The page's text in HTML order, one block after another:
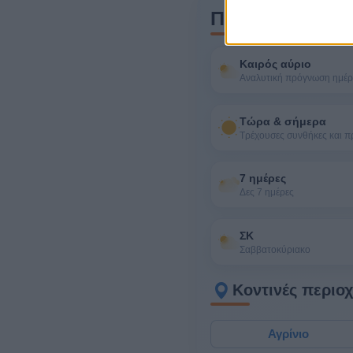
Περισσότερα
Καιρός αύριο
Αναλυτική πρόγνωση
Τώρα & σήμερα
Τρέχουσες συνθήκες και
7 ημέρες
Δες 7 ημέρες
ΣΚ
Σαββατοκύριακο
Κοντινές
Αγρίνιο